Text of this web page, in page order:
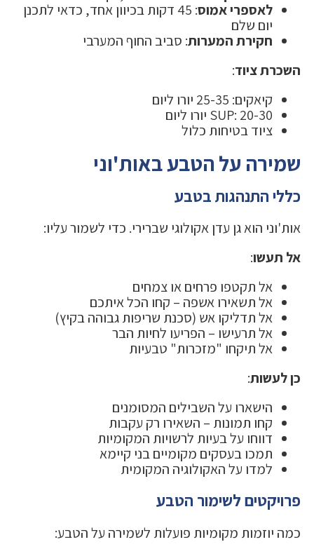
לאספרי אמוס
: 45 דקות בכיוון אחד, כדאי לתכנן
יום שלם
חקירת המערות: סביב החוף המערבי
השכרת ציוד:
קיאקים: 25-35 יורו ליום
SUP: 20-30 יורו ליום
ציוד בטיחות כלול
שמירה על הטבע באות'וני
כללי התנהגות בטבע
אות'וני הוא גן עדן אקולוגי שברירי. כדי לשמור עליו:
אל תעשו:
אל תקטפו פרחים או צמחים
אל תשאירו אשפה – קחו הכל איתכם
אל תדליקו אש (סכנת שריפות גבוהה בקיץ)
אל תרעישו – הפריעו לחיות הבר
אל תיקחו "מזכרות" טבעיות
כן לעשות:
הישארו על השבילים המסומנים
קחו תמונות – השאירו רק עקבות
דווחו על בעיות לרשויות המקומיות
תמכו בעסקים מקומיים בני קיימא
למדו על האקולוגיה המקומית
פרויקטים לשימור הטבע
כמה יוזמות מקומיות פועלות לשמירה על הטבע: